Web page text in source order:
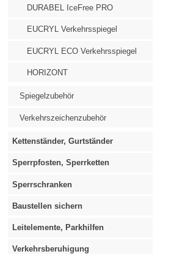
DURABEL IceFree PRO
EUCRYL Verkehrsspiegel
EUCRYL ECO Verkehrsspiegel
HORIZONT
Spiegelzubehör
Verkehrszeichenzubehör
Kettenständer, Gurtständer
Sperrpfosten, Sperrketten
Sperrschranken
Baustellen sichern
Leitelemente, Parkhilfen
Verkehrsberuhigung